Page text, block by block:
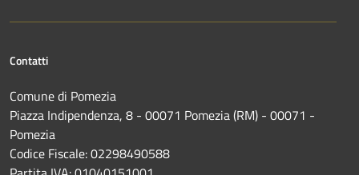
Contatti
Comune di Pomezia
Piazza Indipendenza, 8 - 00071 Pomezia (RM) - 00071 -
Pomezia
Codice Fiscale: 02298490588